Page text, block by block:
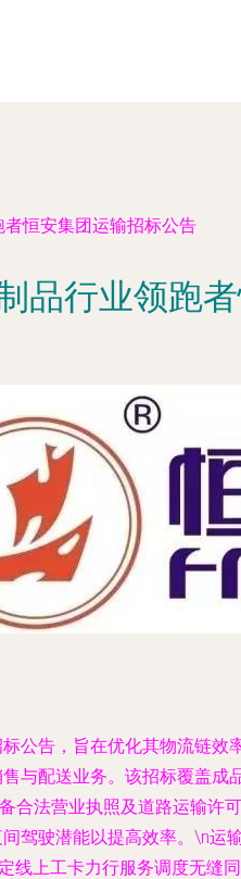
恒安集团运输招标公告
品行业领跑
公告，旨在优化其物流链
与配送业务。该招标覆盖
合法营业执照及道路运输
驾驶潜能以提高效率。\n
线上工卡力行服务调度无